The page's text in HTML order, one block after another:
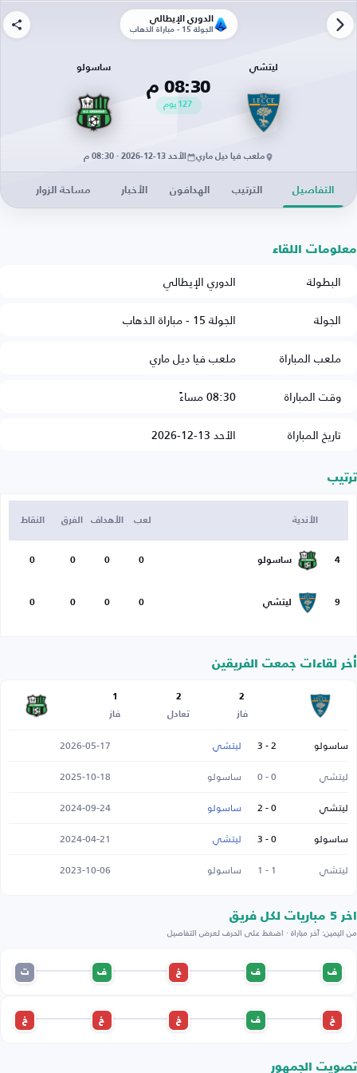
الدوري الإيطالي
الجولة 15 - مباراة الذهاب
ليتشي
08:30 م
127 يوم
ساسولو
ملعب فيا ديل ماري الأحد 13-12-2026 · 08:30 م
التفاصيل الترتيب الهدافون الأخبار مساحة الزوار
معلومات اللقاء
البطولة
الدوري الإيطالي
الجولة
الجولة 15 - مباراة الذهاب
ملعب المباراة
ملعب فيا ديل ماري
وقت المباراة
08:30 مساءً
تاريخ المباراة
الأحد 13-12-2026
ترتيب
الأندية لعب الأهداف الفرق النقاط
4 ساسولو 0
0
0
0
9 ليتشي 0
0
0
0
أخر لقاءات جمعت الفريقين
2
فاز
2
تعادل
1
فاز
ساسولو 2 - 3 ليتشي
2026-05-17
ليتشي
0 - 0 ساسولو
2025-10-18
ليتشي
0 - 2 ساسولو
2024-09-24
ساسولو
0 - 3 ليتشي
2024-04-21
ليتشي
1 - 1 ساسولو 2023-10-06
اخر 5 مباريات لكل فريق
من اليمين: آخر مباراة · اضغط على الحرف لعرض التفاصيل
ف ف خ ف ت
خ ف خ خ خ
تصويت الجمهور